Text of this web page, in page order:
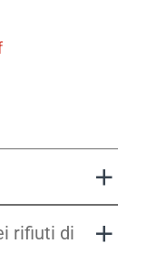
rifiuti di